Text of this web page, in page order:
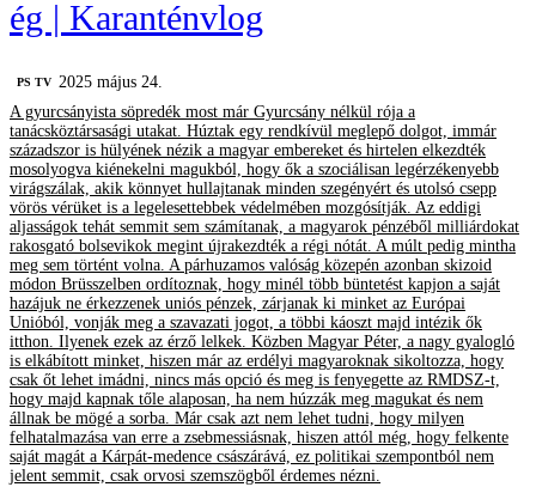
ég | Karanténvlog
PS TV 2025 május 24.
A gyurcsányista söpredék most már Gyurcsány nélkül rója a
tanácsköztársasági utakat. Húztak egy rendkívül meglepő dolgot, immár
századszor is hülyének nézik a magyar embereket és hirtelen elkezdték
mosolyogva kiénekelni magukból, hogy ők a szociálisan legérzékenyebb
virágszálak, akik könnyet hullajtanak minden szegényért és utolsó csepp
vörös vérüket is a legelesettebbek védelmében mozgósítják. Az eddigi
aljasságok tehát semmit sem számítanak, a magyarok pénzéből milliárdokat
rakosgató bolsevikok megint újrakezdték a régi nótát. A múlt pedig mintha
meg sem történt volna. A párhuzamos valóság közepén azonban skizoid
módon Brüsszelben ordítoznak, hogy minél több büntetést kapjon a saját
hazájuk ne érkezzenek uniós pénzek, zárjanak ki minket az Európai
Unióból, vonják meg a szavazati jogot, a többi káoszt majd intézik ők
itthon. Ilyenek ezek az érző lelkek. Közben Magyar Péter, a nagy gyalogló
is elkábított minket, hiszen már az erdélyi magyaroknak sikoltozza, hogy
csak őt lehet imádni, nincs más opció és meg is fenyegette az RMDSZ-t,
hogy majd kapnak tőle alaposan, ha nem húzzák meg magukat és nem
állnak be mögé a sorba. Már csak azt nem lehet tudni, hogy milyen
felhatalmazása van erre a zsebmessiásnak, hiszen attól még, hogy felkente
saját magát a Kárpát-medence császárává, ez politikai szempontból nem
jelent semmit, csak orvosi szemszögből érdemes nézni.